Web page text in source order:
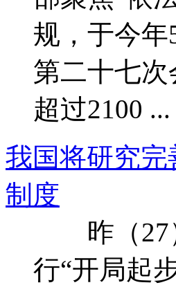
规，于今
第二十七
超过2100
我国将研究
制度
昨（27
行“开局起